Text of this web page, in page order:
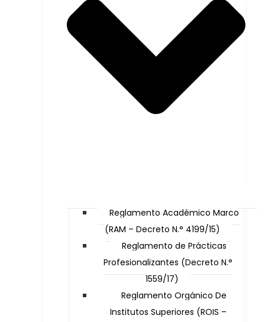
Reglamento Académico Marco
(RAM – Decreto N.° 4199/15)
Reglamento de Prácticas
Profesionalizantes (Decreto N.°
1559/17)
Reglamento Orgánico De
Institutos Superiores (ROIS –